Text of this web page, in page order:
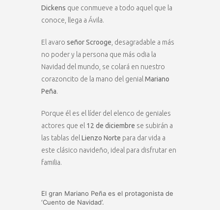
Dickens que conmueve a todo aquel que la
conoce, llega a Ávila.
El avaro señor Scrooge , desagradable a más
no poder y la persona que más odia la
Navidad del mundo, se colará en nuestro
corazoncito de la mano del genial Mariano
Peña.
Porque él es el líder del elenco de geniales
actores que el 12 de diciembre se subirán a
las tablas del Lienzo Norte para dar vida a
este clásico navideño, ideal para disfrutar en
familia.
El gran Mariano Peña es el protagonista de
‘Cuento de Navidad’.